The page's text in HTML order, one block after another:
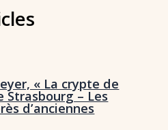
« La crypte de
– Les
d’anciennes